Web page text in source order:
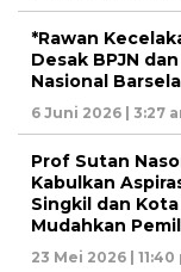
*Rawan
Desak BPJN
Nasional Barsela
6 Juni 2026 | 3:27
Prof Sutan
Kabulkan
Singkil dan
Mudahkan
23 Mei 2026 | 11:40